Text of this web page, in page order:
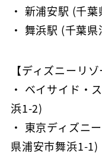
・ 新浦安駅 (千
・ 舞浜駅 (千葉
【ディズニーリ
・ ベイサイド・
浜1-2)
・ 東京ディズニ
県浦安市舞浜1-1)